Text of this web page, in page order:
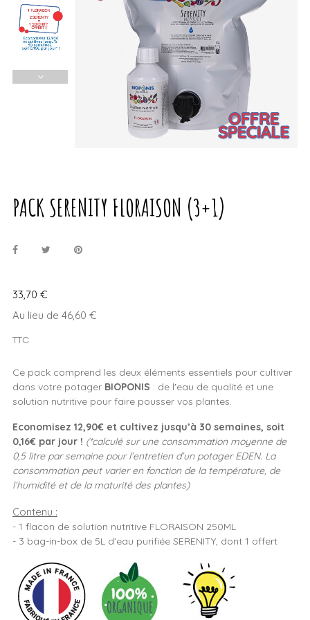
PACK SERENITY FLORAISON (3+1)
33,70 €
Au lieu de 46,60 €
TTC
Ce pack comprend les deux éléments essentiels pour cultiver
dans votre potager BIOPONIS : de l'eau de qualité et une
solution nutritive pour faire pousser vos plantes.
Economisez 12,90€ et cultivez jusqu’à 30 semaines, soit
0,16€ par jour ! (*calculé sur une consommation moyenne de
0,5 litre par semaine pour l’entretien d’un potager EDEN. La
consommation peut varier en fonction de la température, de
l’humidité et de la maturité des plantes)
Contenu :
- 1 flacon de solution nutritive FLORAISON 250ML
- 3 bag-in-box de 5L d'eau purifiée SERENITY, dont 1 offert